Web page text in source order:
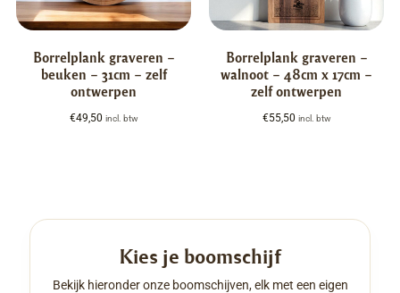
Borrelplank graveren –
beuken – 31cm – zelf
ontwerpen
€49,50 incl. btw
Borrelplank graveren –
walnoot – 48cm x 17cm –
zelf ontwerpen
€55,50 incl. btw
Kies je boomschijf
Bekijk hieronder onze boomschijven, elk met een eigen